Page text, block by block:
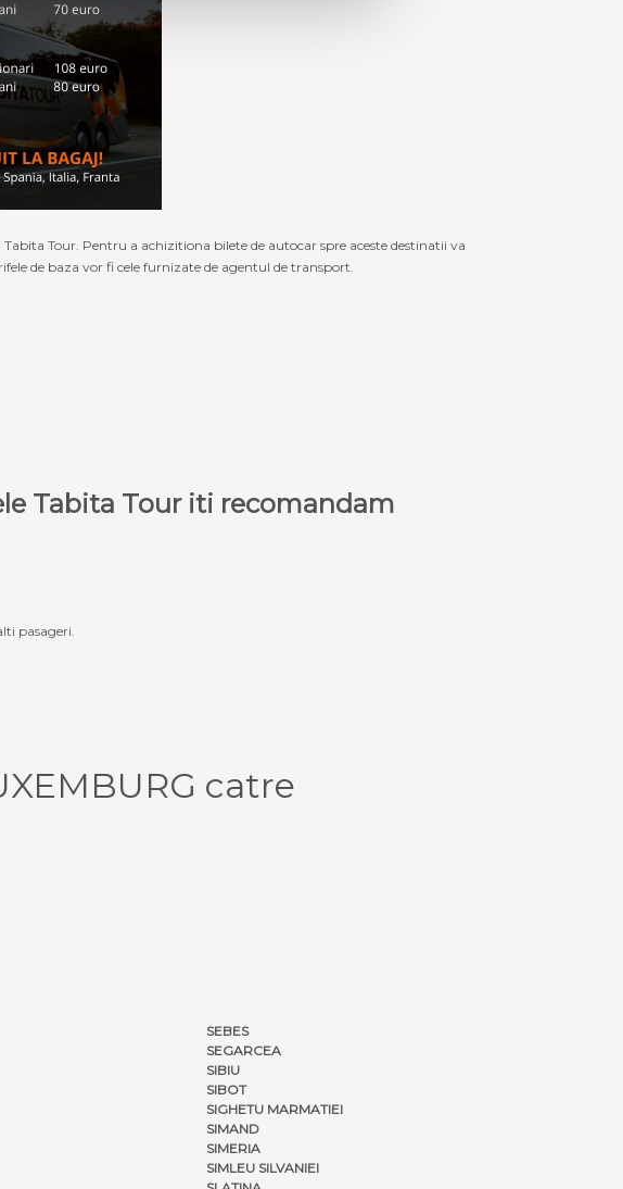
Tour. Pentru a achizitiona bilete de autocar spre aceste destinatii va
de baza vor fi cele furnizate de agentul de transport.
Tabita Tour iti recomandam
pasageri.
catre
SEBES
SEGARCEA
SIBIU
SIBOT
SIGHETU MARMATIEI
SIMAND
SIMERIA
SIMLEU SILVANIEI